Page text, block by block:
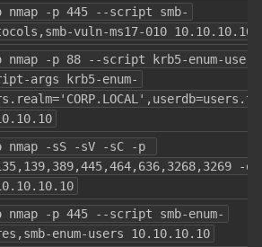
nmap -p 445 --script smb-
vuln-ms17-010 10.10.10.10
nmap -p 88 --script krb5-enum-
args krb5-enum-
nmap -sS -sV -sC -p
-oA
nmap -p 445 --script smb-enum-
enum-users 10.10.10.10